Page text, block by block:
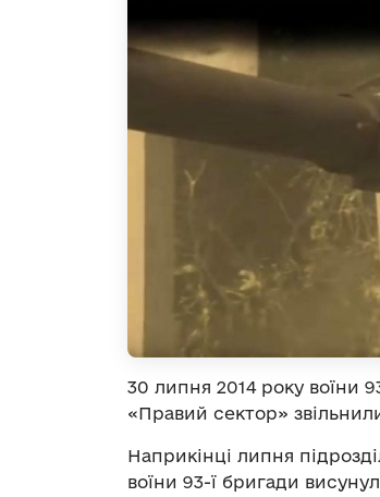
30 липня 2014 року воїни
«Правий сектор»
Наприкінці липня
воїни 93-ї бригади